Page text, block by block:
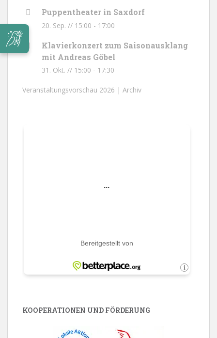
Puppentheater in Saxdorf
20. Sep. // 15:00 - 17:00
Klavierkonzert zum Saisonausklang
mit Andreas Göbel
31. Okt. // 15:00 - 17:30
Veranstaltungsvorschau 2026 | Archiv
KOOPERATIONEN UND FÖRDERUNG